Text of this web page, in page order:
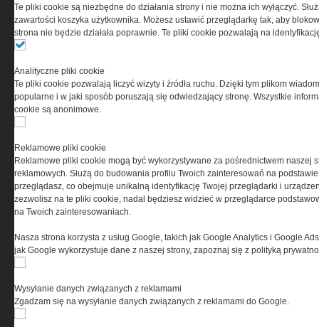
PRYWATNOŚĆ
w celu świadczenia usług na najwyższym poziomie,
w tym w sposób dostosowany do indywidualnych potrzeb.
Korzystanie z witryny bez zmiany ustawień dotyczących
cookies oznacza, że będą one zamieszczane w Twoim
cookies. Nim Państwo zaczną korzystać z naszego
serwisu prosimy o zapoznanie się z nasząpolityką
prywatności orazinformacją o cookies.
Copyright © 2004-2019 Grupa MEDIUM Spółka z ograniczoną odpowiedzialnością
Spółka komandytowa, nr KRS: 0000537655. Wszelkie prawa, w tym Autora,
Wydawcy i Producenta bazy danych zastrzeżone. Jakiekolwiek dalsze
Te pliki cookie są niezbędne do działania strony i nie można ich wyłączyć.
zawartości koszyka użytkownika. Możesz ustawić przeglądarkę tak, aby
strona nie będzie działała poprawnie. Te pliki cookie pozwalają na
Analityczne pliki cookie
Te pliki cookie pozwalają liczyć wizyty i źródła ruchu. Dzięki tym plikom
popularne i w jaki sposób poruszają się odwiedzający stronę. Wszystkie
cookie są anonimowe.
Reklamowe pliki cookie
Reklamowe pliki cookie mogą być wykorzystywane za pośrednictwem naszej
reklamowych. Służą do budowania profilu Twoich zainteresowań na
przeglądasz, co obejmuje unikalną identyfikację Twojej przeglądarki i
zezwolisz na te pliki cookie, nadal będziesz widzieć w przeglądarce
na Twoich zainteresowaniach.
Nasza strona korzysta z usług Google, takich jak Google Analytics i Google
jak Google wykorzystuje dane z naszej strony, zapoznaj się z polityką
Wysyłanie danych związanych z reklamami
Zgadzam się na wysyłanie danych związanych z reklamami do Google.